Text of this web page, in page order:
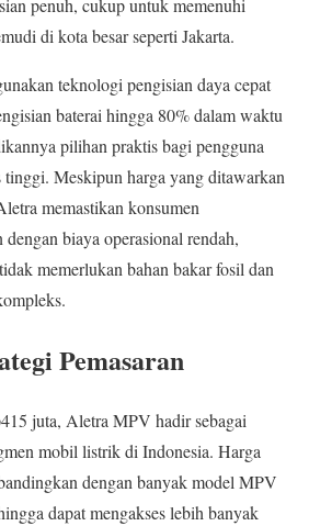
penuh, cukup untuk memenuhi
di kota besar seperti Jakarta.
teknologi pengisian daya cepat
baterai hingga 80% dalam waktu
pilihan praktis bagi pengguna
Meskipun harga yang ditawarkan
memastikan konsumen
dengan biaya operasional rendah,
memerlukan bahan bakar fosil dan
Pemasaran
juta, Aletra MPV hadir sebagai
mobil listrik di Indonesia. Harga
dengan banyak model MPV
dapat mengakses lebih banyak